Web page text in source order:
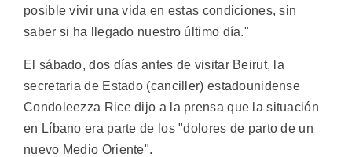
posible vivir una vida en estas condiciones, sin
saber si ha llegado nuestro último día."
El sábado, dos días antes de visitar Beirut, la
secretaria de Estado (canciller) estadounidense
Condoleezza Rice dijo a la prensa que la situación
en Líbano era parte de los "dolores de parto de un
nuevo Medio Oriente".